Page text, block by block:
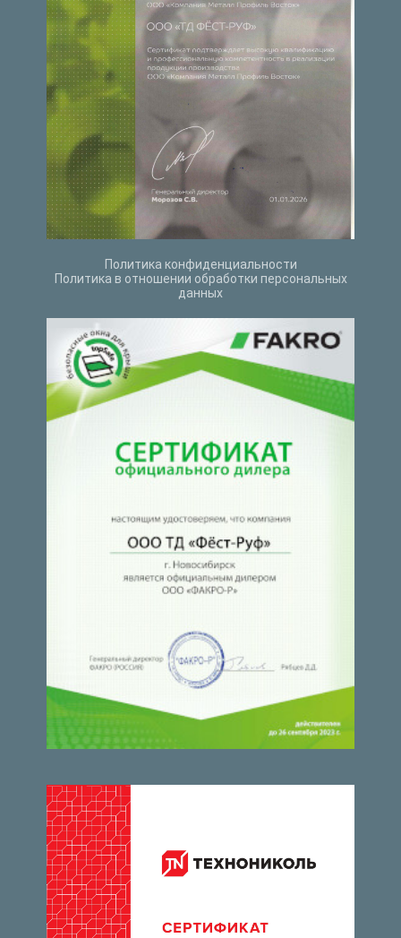
Политика конфиденциальности
Политика в отношении обработки персональных
данных